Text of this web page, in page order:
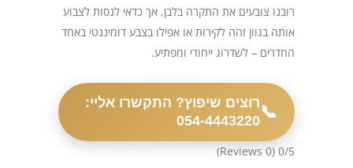
רובנו צובעים את התקרה בלבן, אך כדאי לנסות לצבוע
אותה בגוון זהה לקירות או אפילו בצבע דומיננטי באחד
החדרים – לשדרוג ייחודי ומפתיע.
📞רוצים שיפוץ? התקשרו אליי:
054-4443220
0/5
(0 Reviews)